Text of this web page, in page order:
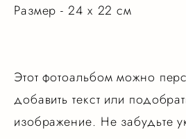
Размер - 24 х 22 см
Этот фотоальбом можно
добавить текст или
изображение. Не забудьте